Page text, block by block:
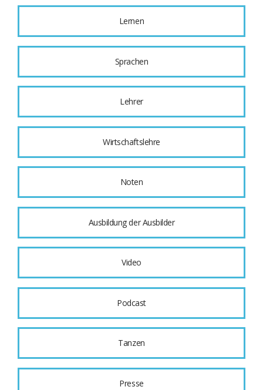
Lernen
Sprachen
Lehrer
Wirtschaftslehre
Noten
Ausbildung der Ausbilder
Video
Podcast
Tanzen
Presse